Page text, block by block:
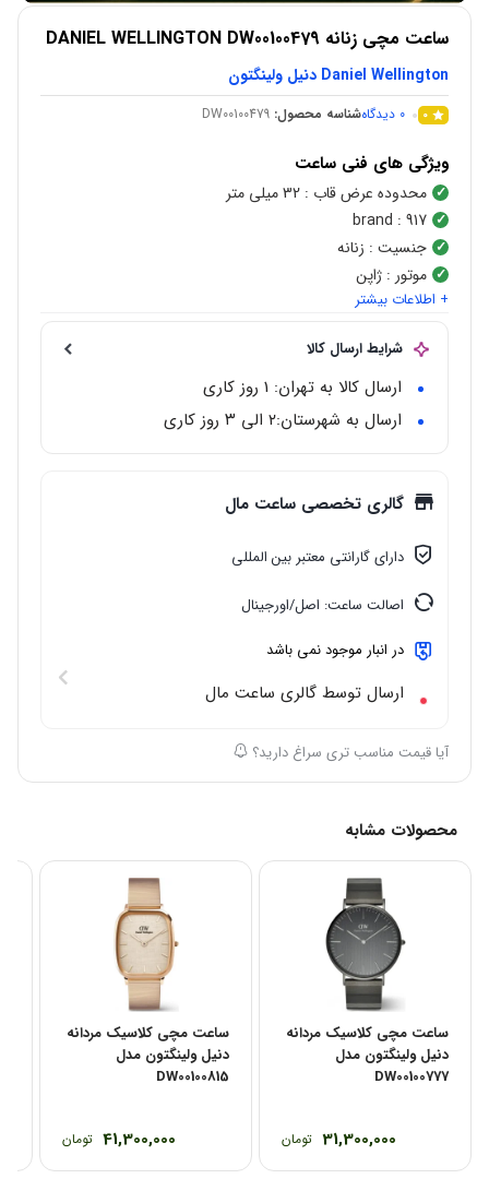
ساعت مچی زنانه DANIEL WELLINGTON DW00100479
Daniel Wellington دنیل ولینگتون
0
0 دیدگاهشناسه محصول: DW00100479
ویژگی های فنی ساعت
محدوده عرض قاب : 32 میلی متر
brand : 917
جنسیت : زنانه
موتور : ژاپن
نوع موتور:کوارتز(Quartz)
رنگ صفحه: سفید
شکل قاب:گرد
استایل
: کلاسیک
+ اطلاعات بیشتر
شرایط ارسال کالا
ارسال کالا به تهران: 1 روز کاری
ارسال به شهرستان:‌۲ الی ۳ روز کاری
گالری تخصصی ساعت مال
دارای گارانتی معتبر بین المللی
اصالت ساعت: اصل/اورجینال
در انبار موجود نمی باشد
ارسال توسط گالری ساعت مال
آیا قیمت مناسب تری سراغ دارید؟
محصولات مشابه
ساعت مچی کلاسیک مردانه
دنیل ولینگتون مدل
DW00100777
31,300,000 تومان
ساعت مچی کلاسیک مردانه
دنیل ولینگتون مدل
DW00100815
41,300,000 تومان